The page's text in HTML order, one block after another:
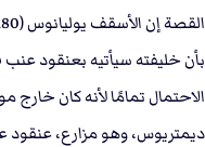
بأن خليفته سيأتيه بعنقود عنب
الاحتمال تمامًا لأنه كان
ديمتريوس، وهو مزارع، عنقود